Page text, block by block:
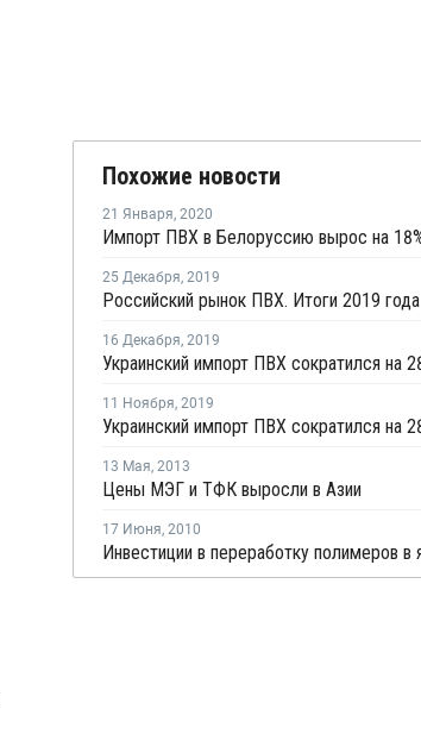
Похожие новости
21 Января, 2020
25 Декабря, 2019
Российский рынок ПВХ. Итоги 2019 года
16 Декабря, 2019
11 Ноября, 2019
13 Мая, 2013
Цены МЭГ и ТФК выросли в Азии
17 Июня, 2010